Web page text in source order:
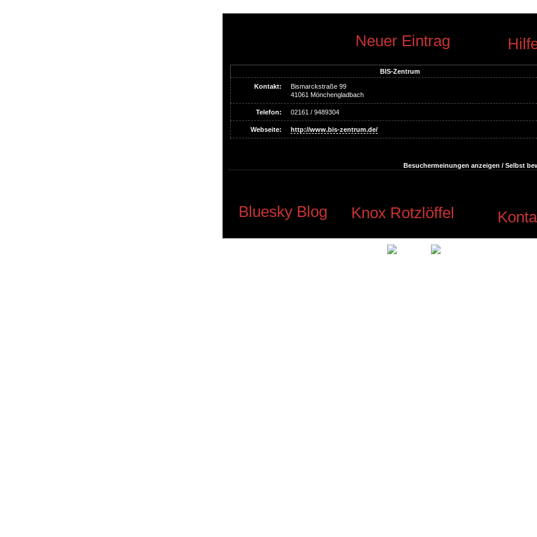
Neuer Eintrag
BIS-Zentrum
Kontakt:
Bismarckstraße 99
41061 Mönchengladbach
Telefon: 02161 / 9489304
Webseite: http://www.bis-zentrum.de/
Besuchermeinungen anzeigen / Selbst
Bluesky Blog Knox Rotzlöffel